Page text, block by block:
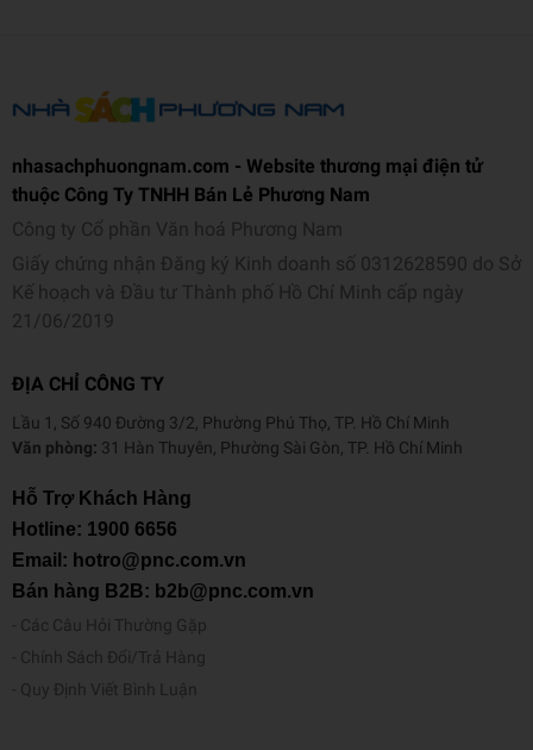
nhasachphuongnam.com - Website thương mại điện tử
thuộc Công Ty TNHH Bán Lẻ Phương Nam
Công ty Cổ phần Văn hoá Phương Nam
Giấy chứng nhận Đăng ký Kinh doanh số 0312628590 do Sở
Kế hoạch và Đầu tư Thành phố Hồ Chí Minh cấp ngày
21/06/2019
ĐỊA CHỈ CÔNG TY
Lầu 1, Số 940 Đường 3/2, Phường Phú Thọ, TP. Hồ Chí Minh
Văn phòng: 31 Hàn Thuyên, Phường Sài Gòn, TP. Hồ Chí Minh
Hỗ Trợ Khách Hàng
Hotline: 1900 6656
Email: hotro@pnc.com.vn
Bán hàng B2B: b2b@pnc.com.vn
Các Câu Hỏi Thường Gặp
Chính Sách Đổi/Trả Hàng
Quy Định Viết Bình Luận